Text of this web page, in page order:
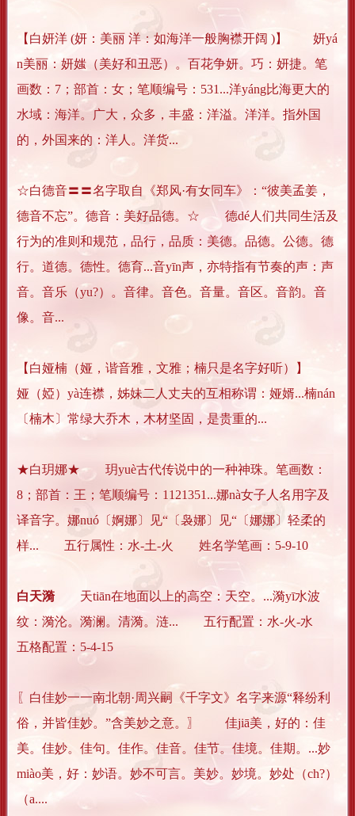
【白妍洋 (妍：美丽 洋：如海洋一般胸襟开阔 )】 妍yá
n美丽：妍媸（美好和丑恶）。百花争妍。巧：妍捷。笔
画数：7；部首：女；笔顺编号：531...洋yáng比海更大的
水域：海洋。广大，众多，丰盛：洋溢。洋洋。指外国
的，外国来的：洋人。洋货...
☆白德音〓〓名字取自《郑风·有女同车》：“彼美孟姜，
德音不忘”。德音：美好品德。☆ 德dé人们共同生活及
行为的准则和规范，品行，品质：美德。品德。公德。德
行。道德。德性。德育...音yīn声，亦特指有节奏的声：声
音。音乐（yu?）。音律。音色。音量。音区。音韵。音
像。音...
【白娅楠（娅，谐音雅，文雅；楠只是名字好听）】
娅（婭）yà连襟，姊妹二人丈夫的互相称谓：娅婿...楠nán
〔楠木〕常绿大乔木，木材坚固，是贵重的...
★白玥娜★ 玥yuè古代传说中的一种神珠。笔画数：
8；部首：王；笔顺编号：1121351...娜nà女子人名用字及
译音字。娜nuó〔婀娜〕见“〔袅娜〕见“〔娜娜〕轻柔的
样... 五行属性：水-土-火 姓名学笔画：5-9-10
白天漪 天tiān在地面以上的高空：天空。...漪yī水波
纹：漪沦。漪澜。清漪。涟... 五行配置：水-火-水
五格配置：5-4-15
〖白佳妙一一南北朝·周兴嗣《千字文》名字来源“释纷利
俗，并皆佳妙。”含美妙之意。〗 佳jiā美，好的：佳
美。佳妙。佳句。佳作。佳音。佳节。佳境。佳期。...妙
miào美，好：妙语。妙不可言。美妙。妙境。妙处（ch?）
（a....